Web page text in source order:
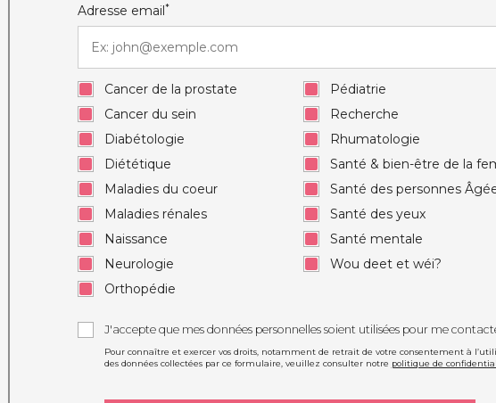
Adresse email*
Cancer de la prostate
Cancer du sein
Diabétologie
Diététique
Maladies du coeur
Maladies rénales
Naissance
Neurologie
Orthopédie
Pédiatrie
Recherche
Rhumatologie
Santé & bien-être de la
Santé des personnes
Santé des yeux
Santé mentale
Wou deet et wéi?
J'accepte que mes données personnelles soient utilisées pour me
Pour connaître et exercer vos droits, notamment de retrait de votre consentement à
des données collectées par ce formulaire, veuillez consulter notre politique de